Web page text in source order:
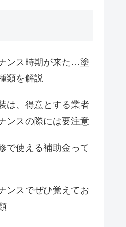
ンス時期が来た…塗
類を解説
は、得意とする業者
ンスの際には要注意
で使える補助金って
ンスでぜひ覚えてお